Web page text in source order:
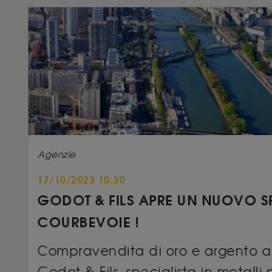
Agenzie
17/10/2023 10:30
GODOT & FILS APRE UN NUOVO
COURBEVOIE !
Compravendita di oro e argento